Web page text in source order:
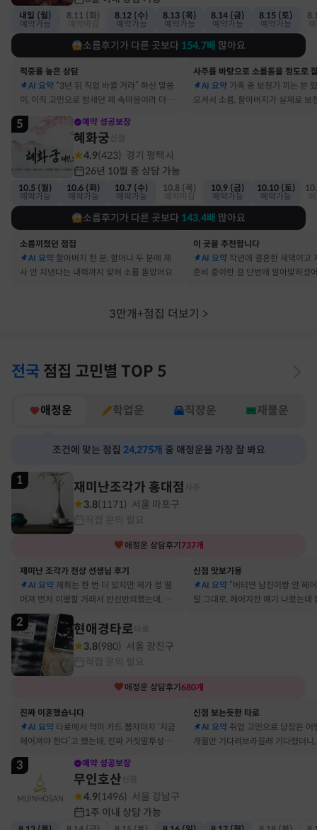
내일 (월)
예약가능
8.11 (화)
8.12 (수)
예약가능
8.13 (목)
예약가능
8.14 (금)
예약가능
8.15 (토)
예약가능
소름후기가 다른 곳보다 154.7배 많아요
적중률 높은 상담
AI 요약 “3년 뒤 직업 바뀔 거라” 하신 말씀
이, 이직 고민으로 밤새던 제 속마음이라 더 신
기했어요
AI 요약 가족 중 보청기 끼는 분
으셔서 소름, 할아버지가 실제로 보
5 예약 성공보장
혜화궁
4.9(423) 경기 평택시
26년 10월 중 상담 가능
10.5 (월)
예약가능
10.6 (화)
예약가능
10.7 (수)
예약가능
10.8 (목)
10.9 (금)
예약가능
10.10 (토)
예약가능
소름후기가 다른 곳보다 143.4배 많아요
소름끼쳤던 점집
AI 요약 할아버지 한 분, 할머니 두 분에 제
사 안 지낸다는 내력까지 맞혀 소름 돋았어요
이 곳을 추천합니다
AI 요약 작년에 결혼한 새댁이고
준비 중이란 걸 단번에 알아맞히셨
3만개+점집 더보기 >
전국 점집 고민별 TOP 5
애정운 학업운 직장운 재물운
조건에 맞는 점집 24,275개 중 애정운을 가장 잘 봐요
1 재미난조각가 홍대점
3.8(1171) 서울 마포구
애정운 상담후기 737개
재미난 조각가 천상 선생님 후기
AI 요약 재회는 한 번 더 있지만 제가 정 떨
어져 먼저 이별할 거래서 반신반의했는데, 정
말 재회 후 제가 먼저 헤어지자고 했어요
신점 맛보기용
AI 요약 “버티면 남친이랑 안 헤
말 그대로, 헤어지잔 얘기 나왔는데
2 현애경타로
3.8(980) 서울 광진구
애정운 상담후기 680개
진짜 이혼했습니다
AI 요약 타로에서 악마 카드 뽑자마자 ‘지금
헤어져야 한다’고 했는데, 진짜 거짓말투성이
결혼 생활 끝에 이혼 숙고 중이에요
신점 보는듯한 타로
AI 요약 취업 고민으로 당장은 어
개월만 기다려보라길래 기다렸더니
3 예약 성공보장
무인호산
4.9(1496) 서울 강남구
1주 이내 상담 가능